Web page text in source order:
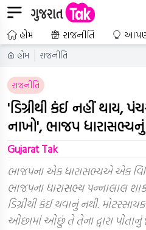
હોમ રાજનીતિ આપણું
હોમ રાજનીતિ
રાજનીતિ
'ડિગ્રીથી કંઈ નહીં થાય,
નાખો', ભાજપ ધારાસભ્યનું
Gujarat Tak
ભાજપના એક ધારાસભ્યએ એક
ભાજપના ધારાસભ્ય પન્નાલાલ
ડિગ્રીથી કંઈ થવાનું નથી.
ઓછામાં ઓછું તે તેના દ્વારા પોતાનું